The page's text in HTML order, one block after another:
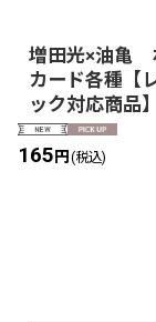
増田光×油亀
カード各種【
ック対応商品】
165円 (税込)